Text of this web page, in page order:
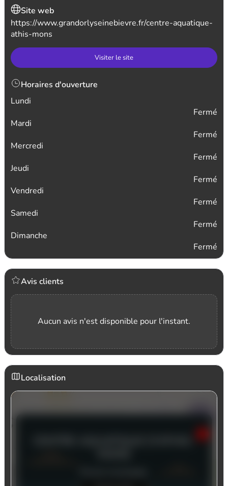
Site web
https://www.grandorlyseinebievre.fr/centre-aquatique-
athis-mons
Visiter le site
Horaires d'ouverture
Lundi
Fermé
Mardi
Fermé
Mercredi
Fermé
Jeudi
Fermé
Vendredi
Fermé
Samedi
Fermé
Dimanche
Fermé
Avis clients
Aucun avis n'est disponible pour l'instant.
Localisation